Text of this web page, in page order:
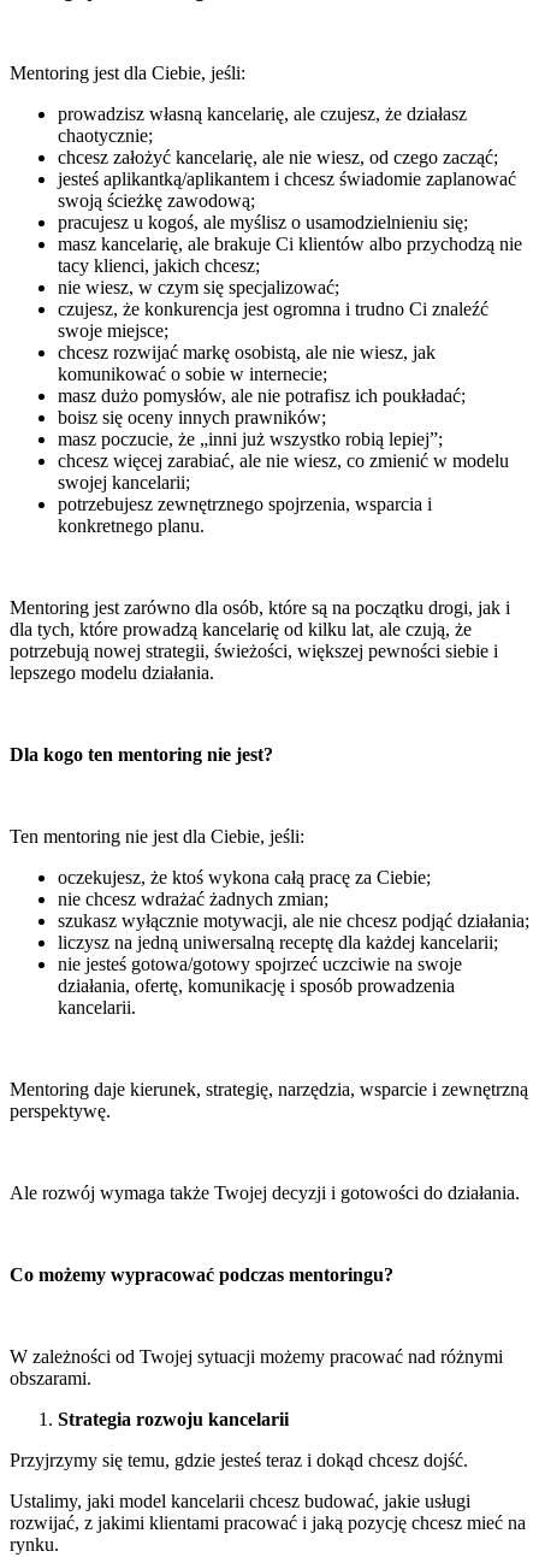
Mentoring jest dla Ciebie, jeśli:
prowadzisz własną kancelarię, ale czujesz, że działasz
chaotycznie;
chcesz założyć kancelarię, ale nie wiesz, od czego zacząć;
jesteś aplikantką/aplikantem i chcesz świadomie zaplanować
swoją ścieżkę zawodową;
pracujesz u kogoś, ale myślisz o usamodzielnieniu się;
masz kancelarię, ale brakuje Ci klientów albo przychodzą nie
tacy klienci, jakich chcesz;
nie wiesz, w czym się specjalizować;
czujesz, że konkurencja jest ogromna i trudno Ci znaleźć
swoje miejsce;
chcesz rozwijać markę osobistą, ale nie wiesz, jak
komunikować o sobie w internecie;
masz dużo pomysłów, ale nie potrafisz ich poukładać;
boisz się oceny innych prawników;
masz poczucie, że „inni już wszystko robią lepiej”;
chcesz więcej zarabiać, ale nie wiesz, co zmienić w modelu
swojej kancelarii;
potrzebujesz zewnętrznego spojrzenia, wsparcia i
konkretnego planu.
Mentoring jest zarówno dla osób, które są na początku drogi, jak i
dla tych, które prowadzą kancelarię od kilku lat, ale czują, że
potrzebują nowej strategii, świeżości, większej pewności siebie i
lepszego modelu działania.
Dla kogo ten mentoring nie jest?
Ten mentoring nie jest dla Ciebie, jeśli:
oczekujesz, że ktoś wykona całą pracę za Ciebie;
nie chcesz wdrażać żadnych zmian;
szukasz wyłącznie motywacji, ale nie chcesz podjąć działania;
liczysz na jedną uniwersalną receptę dla każdej kancelarii;
nie jesteś gotowa/gotowy spojrzeć uczciwie na swoje
działania, ofertę, komunikację i sposób prowadzenia
kancelarii.
Mentoring daje kierunek, strategię, narzędzia, wsparcie i zewnętrzną
perspektywę.
Ale rozwój wymaga także Twojej decyzji i gotowości do działania.
Co możemy wypracować podczas mentoringu?
W zależności od Twojej sytuacji możemy pracować nad różnymi
obszarami.
Strategia rozwoju kancelarii
Przyjrzymy się temu, gdzie jesteś teraz i dokąd chcesz dojść.
Ustalimy, jaki model kancelarii chcesz budować, jakie usługi
rozwijać, z jakimi klientami pracować i jaką pozycję chcesz mieć na
rynku.